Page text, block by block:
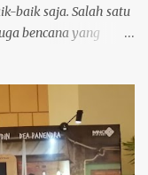
baik saja. Salah satu
bencana yang
trenyuh
Bagaimana tidak
bahkan Ramadan
masih di